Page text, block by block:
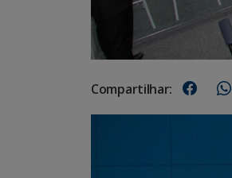
Compartilhar: